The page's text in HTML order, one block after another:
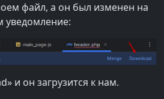
файл, а он был изменен на
уведомление:
и он загрузится к нам.